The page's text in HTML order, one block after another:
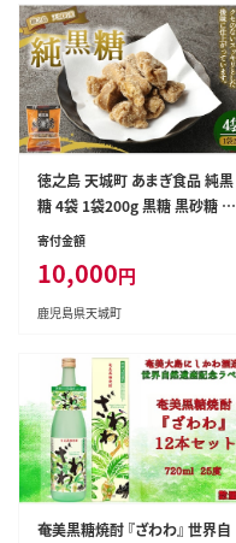
徳之島 天城町 あまぎ食品 純黒
糖 4袋 1袋200g 黒糖 黒砂糖 さ
とうきび サトウキビ
寄付金額
10,000円
鹿児島県天城町
奄美黒糖焼酎 『ざわわ』 世界自